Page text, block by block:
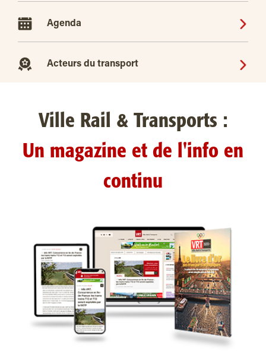
Agenda
Acteurs du transport
Ville Rail & Transports :
Un magazine et de l'info en
continu